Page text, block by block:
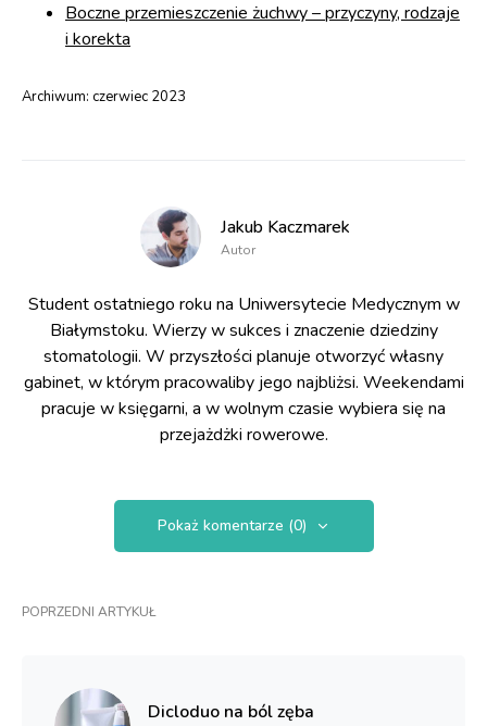
Boczne przemieszczenie żuchwy – przyczyny, rodzaje
i korekta
Archiwum: czerwiec 2023
Jakub Kaczmarek
Autor
Student ostatniego roku na Uniwersytecie Medycznym w
Białymstoku. Wierzy w sukces i znaczenie dziedziny
stomatologii. W przyszłości planuje otworzyć własny
gabinet, w którym pracowaliby jego najbliżsi. Weekendami
pracuje w księgarni, a w wolnym czasie wybiera się na
przejażdżki rowerowe.
Pokaż komentarze (0)
POPRZEDNI ARTYKUŁ
Dicloduo na ból zęba